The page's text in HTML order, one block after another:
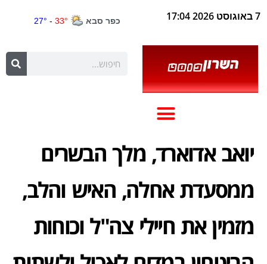
7 באוגוסט 2026 17:04
יואב אדוארד, מלך הבשרים
ממסעדת אחלה, האיש והלב,
מזמין את חיילי צה"ל וכוחות